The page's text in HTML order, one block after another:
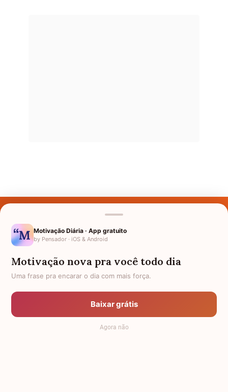
Nomes pelo Mundo
Política de Privacidade
Anuncie
Termos de Uso
Motivação Diária · App gratuito
by Pensador · iOS & Android
Motivação nova pra você todo dia
Uma frase pra encarar o dia com mais força.
Baixar grátis
Agora não